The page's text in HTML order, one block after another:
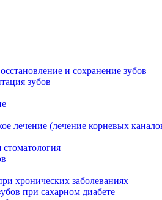
и сохранение зубов
зубов
лечение (лечение корневых
хронических заболеваниях
при сахарном диабете